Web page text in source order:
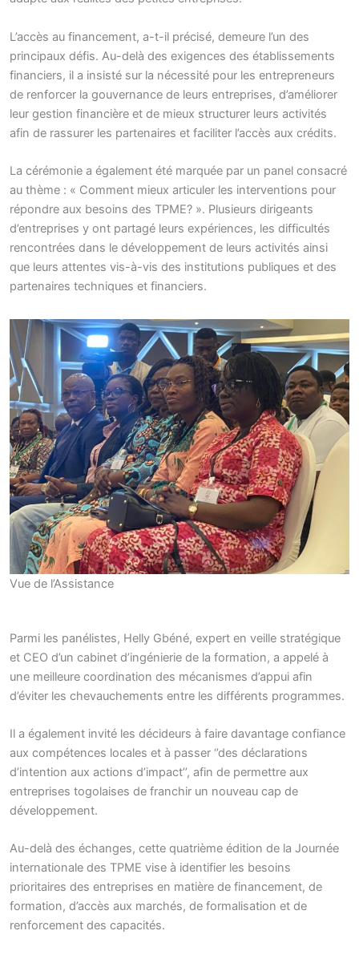
L’accès au financement, a-t-il précisé, demeure l’un des
principaux défis. Au-delà des exigences des établissements
financiers, il a insisté sur la nécessité pour les entrepreneurs
de renforcer la gouvernance de leurs entreprises, d’améliorer
leur gestion financière et de mieux structurer leurs activités
afin de rassurer les partenaires et faciliter l’accès aux crédits.
La cérémonie a également été marquée par un panel consacré
au thème : « Comment mieux articuler les interventions pour
répondre aux besoins des TPME? ». Plusieurs dirigeants
d’entreprises y ont partagé leurs expériences, les difficultés
rencontrées dans le développement de leurs activités ainsi
que leurs attentes vis-à-vis des institutions publiques et des
partenaires techniques et financiers.
Vue de l’Assistance
Parmi les panélistes, Helly Gbéné, expert en veille stratégique
et CEO d’un cabinet d’ingénierie de la formation, a appelé à
une meilleure coordination des mécanismes d’appui afin
d’éviter les chevauchements entre les différents programmes.
Il a également invité les décideurs à faire davantage confiance
aux compétences locales et à passer ‘’des déclarations
d’intention aux actions d’impact’’, afin de permettre aux
entreprises togolaises de franchir un nouveau cap de
développement.
Au-delà des échanges, cette quatrième édition de la Journée
internationale des TPME vise à identifier les besoins
prioritaires des entreprises en matière de financement, de
formation, d’accès aux marchés, de formalisation et de
renforcement des capacités.